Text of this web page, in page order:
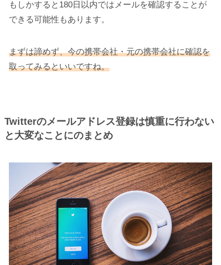
もしかすると180日以内ではメールを確認することが
できる可能性もあります。
まずは諦めず、今の携帯会社・元の携帯会社に確認を
取ってみるといいですね。
Twitterのメールアドレス登録は慎重に行わない
と大変なことにのまとめ